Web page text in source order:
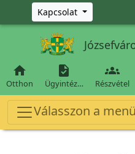
Ugrás a fő tartalomra
Kapcsolat

Otthon

Ügyintéz…

Részvétel
Válasszon a